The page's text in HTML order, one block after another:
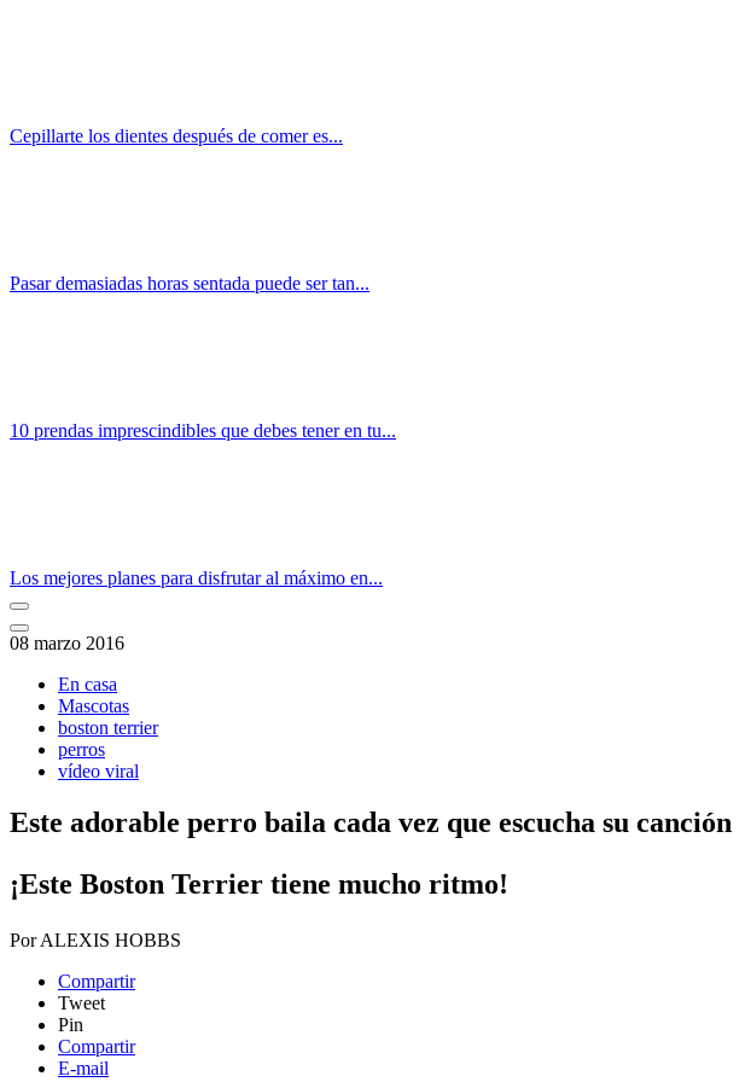
Cepillarte los dientes después de comer es...
Pasar demasiadas horas sentada puede ser tan...
10 prendas imprescindibles que debes tener en tu...
Los mejores planes para disfrutar al máximo en...
08 marzo 2016
En casa
Mascotas
boston terrier
perros
vídeo viral
Este adorable perro baila cada vez que escucha su canción
¡​Este Boston Terrier tiene mucho ritmo!
PorALEXIS HOBBS
Compartir
Tweet
Pin
Compartir
E-mail